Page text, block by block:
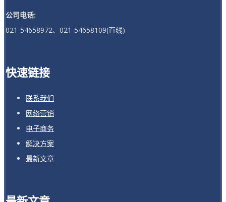
公司电话:
021-54658972、021-54658109(直线)
快速链接
联系我们
网络营销
电子商务
解决方案
最新文章